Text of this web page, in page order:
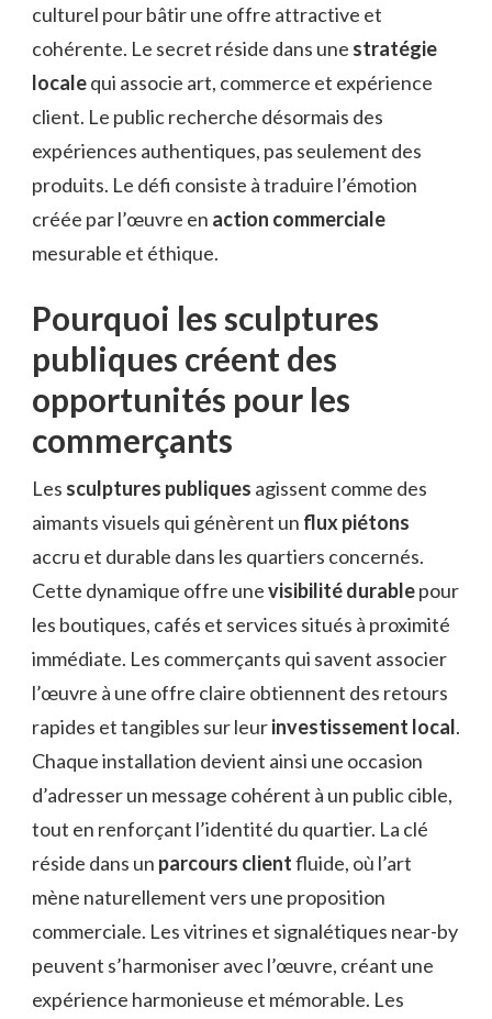
culturel pour bâtir une offre attractive et
cohérente. Le secret réside dans une stratégie
localequi associe art, commerce et expérience
client. Le public recherche désormais des
expériences authentiques, pas seulement des
produits. Le défi consiste à traduire l’émotion
créée par l’œuvre en action commerciale
mesurable et éthique.
Pourquoi les sculptures
publiques créent des
opportunités pour les
commerçants
Les sculptures publiques agissent comme des
aimants visuels qui génèrent un flux piétons
accru et durable dans les quartiers concernés.
Cette dynamique offre unevisibilité durablepour
les boutiques, cafés et services situés à proximité
immédiate. Les commerçants qui savent associer
l’œuvre à une offre claire obtiennent des retours
rapides et tangibles sur leurinvestissement local.
Chaque installation devient ainsi une occasion
d’adresser un message cohérent à un public cible,
tout en renforçant l’identité du quartier. La clé
réside dans un parcours clientfluide, où l’art
mène naturellement vers une proposition
commerciale. Les vitrines et signalétiques near-by
peuvent s’harmoniser avec l’œuvre, créant une
expérience harmonieuse et mémorable. Les